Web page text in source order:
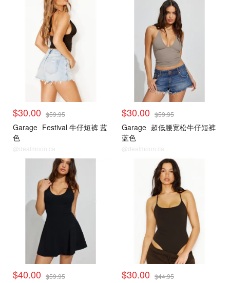
$30.00 $59.95
Garage Festival 牛仔短裤 蓝
色
@dealmoon.ca
$30.00 $59.95
Garage 超低腰宽松牛仔短裤
蓝色
@dealmoon.ca
$40.00 $59.95 $30.00 $44.95